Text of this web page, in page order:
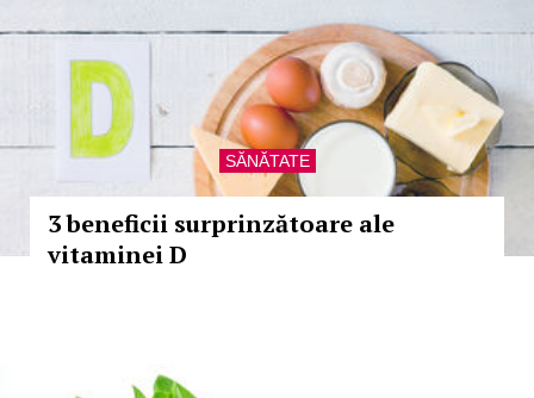
SĂNĂTATE
3 beneficii surprinzătoare ale
vitaminei D